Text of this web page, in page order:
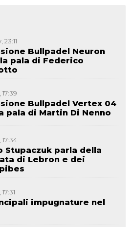
23:11
Bullpadel Neuron
pala di Federico
17:39
Bullpadel Vertex 04
pala di Martin Di Nenno
17:34
Stupaczuk parla della
di Lebron e dei
impugnature nel